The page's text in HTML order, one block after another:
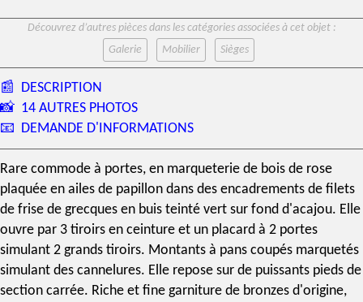
Découvrez d’autres pièces dans les catégories associées à cet objet :
Galerie
Mobilier Sièges
📰 DESCRIPTION
📸 14 AUTRES PHOTOS
📧 DEMANDE D'INFORMATIONS
Rare commode à portes, en marqueterie de bois de rose
plaquée en ailes de papillon dans des encadrements de filets
de frise de grecques en buis teinté vert sur fond d'acajou. Elle
ouvre par 3 tiroirs en ceinture et un placard à 2 portes
simulant 2 grands tiroirs. Montants à pans coupés marquetés
simulant des cannelures. Elle repose sur de puissants pieds de
section carrée. Riche et fine garniture de bronzes d'origine,